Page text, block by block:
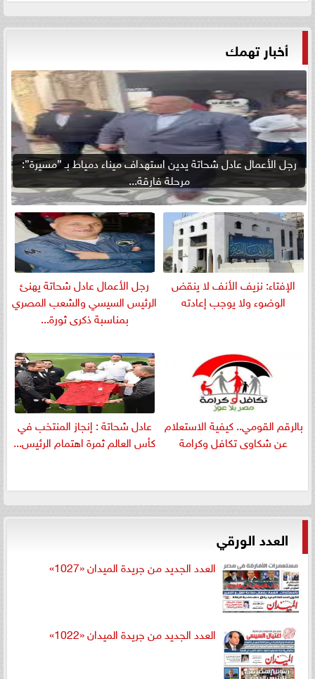
أخبار تهمك
رجل الأعمال عادل شحاتة يدين استهداف ميناء دمياط بـ ”مسيرة”:
مرحلة فارقة...
الإفتاء: نزيف الأنف لا ينقض
الوضوء ولا يوجب إعادته
رجل الأعمال عادل شحاتة يهنئ
الرئيس السيسي والشعب المصري
بمناسبة ذكرى ثورة...
بالرقم القومي.. كيفية الاستعلام
عن شكاوى تكافل وكرامة
عادل شحاتة : إنجاز المنتخب في
كأس العالم ثمرة اهتمام الرئيس...
العدد الورقي
العدد الجديد من جريدة الميدان «1027»
العدد الجديد من جريدة الميدان «1022»